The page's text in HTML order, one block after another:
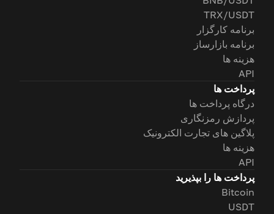
TRX/USDT
برنامه کارگزار
برنامه بازارساز
هزینه ها
API
پرداخت ها
درگاه پرداخت ها
پردازش رمزنگاری
پلاگین های تجارت الکترونیک
هزینه ها
API
پرداخت ها را بپذیرید
Bitcoin
USDT